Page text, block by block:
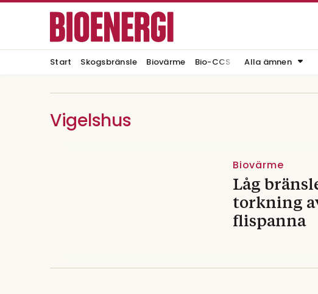
Start Skogsbränsle Biovärme Bio-CCS Alla ämnen
Vigelshus
Biovärme
Låg
torkning
flispanna